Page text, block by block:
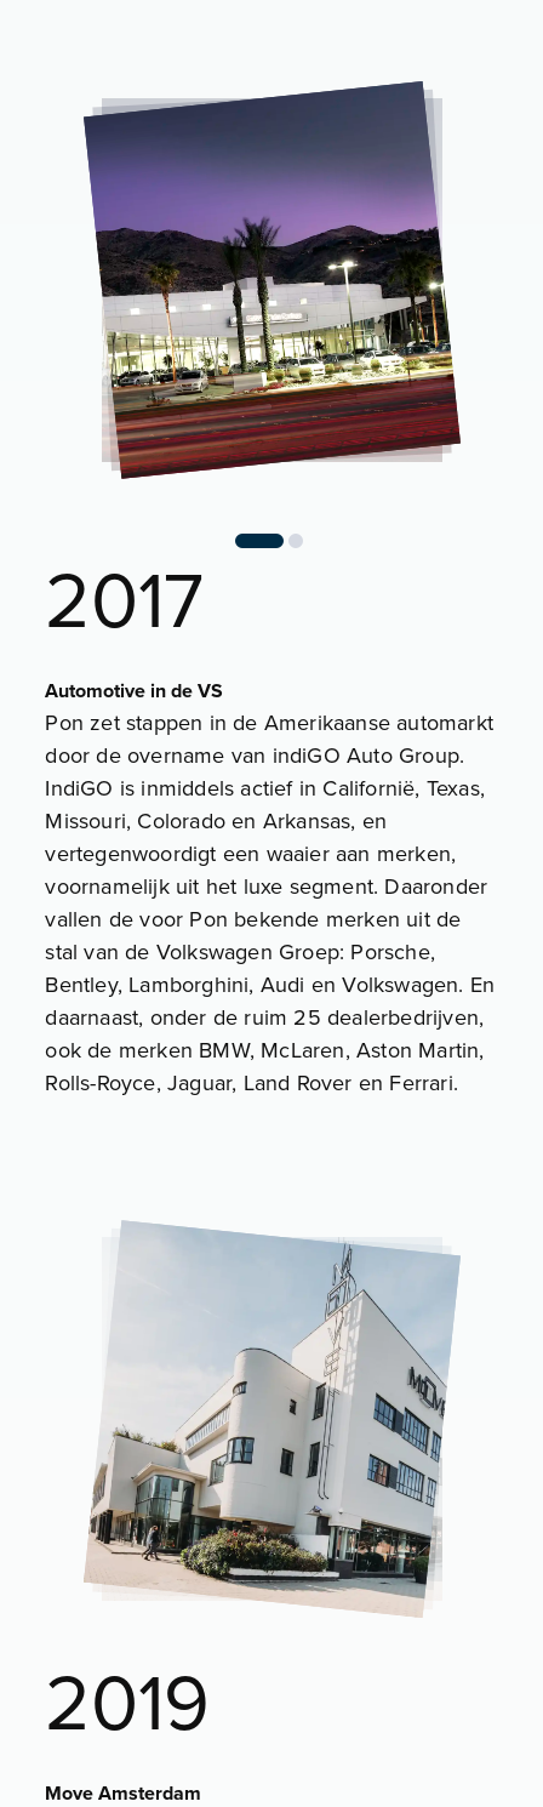
2017
Automotive in de VS
Pon zet stappen in de Amerikaanse automarkt
door de overname van indiGO Auto Group.
IndiGO is inmiddels actief in Californië, Texas,
Missouri, Colorado en Arkansas, en
vertegenwoordigt een waaier aan merken,
voornamelijk uit het luxe segment. Daaronder
vallen de voor Pon bekende merken uit de
stal van de Volkswagen Groep: Porsche,
Bentley, Lamborghini, Audi en Volkswagen. En
daarnaast, onder de ruim 25 dealerbedrijven,
ook de merken BMW, McLaren, Aston Martin,
Rolls-Royce, Jaguar, Land Rover en Ferrari.
2019
Move Amsterdam